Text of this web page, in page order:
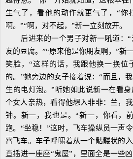
生气了，看他的动作就更气了，“你
啊。”“啊，对不起，”新一立刻放开。
后进来的一个男子对新一吼道：“
友的豆腐。”“原来他是你朋友啊，”新
笑脸，“这样的话，我跟他换一换位
的。”她旁边的女子接着说：“而且，
生的电灯泡。”听她如此说新一在看
个女人亲热，看得他想入非非：兰，
钟。新一，我也是。“新一，你看，
跑。“坐稳！”这时，飞车操纵员一声
霄飞车。车子呼啸着从一个骷髅状的
直插进一座座“鬼屋”，里面全是一些